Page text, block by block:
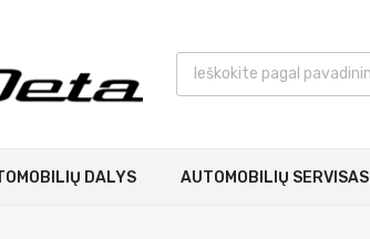
DALYS AUTOMOBILIŲ SERVISAS